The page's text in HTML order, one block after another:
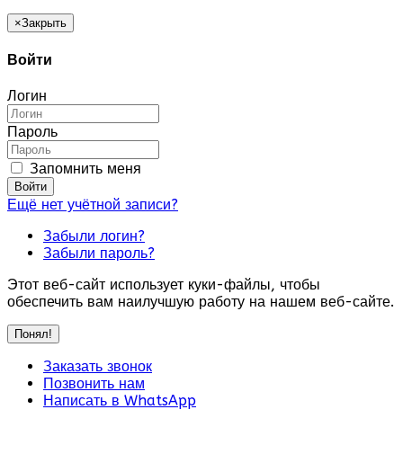
×Закрыть
Войти
Логин
Пароль
Запомнить меня
Войти
Ещё нет учётной записи?
Забыли логин?
Забыли пароль?
Этот веб-сайт использует куки-файлы, чтобы
обеспечить вам наилучшую работу на нашем веб-сайте.
Понял!
Заказать звонок
Позвонить нам
Написать в WhatsApp